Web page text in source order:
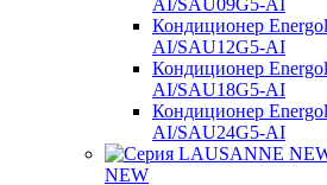
AI/SAU09G5-AI
Кондиционер
AI/SAU12G5-AI
Кондиционер
AI/SAU18G5-AI
Кондиционер
AI/SAU24G5-AI
NEW